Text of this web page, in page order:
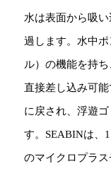
水は表面から吸
過します。水中
ル）の機能を持
直接差し込み可
に戻され、浮遊
す。 SEABINは、
のマイクロプラ